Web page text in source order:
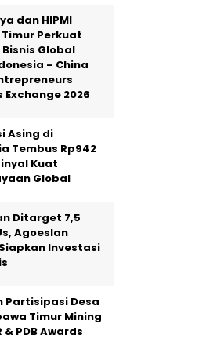
dan HIPMI
Perkuat
Global
– China
Exchange 2026
Asing di
Tembus Rp942
Kuat
Global
Ditarget 7,5
Agoeslan
Investasi
Partisipasi Desa
Timur Mining
& PDB Awards